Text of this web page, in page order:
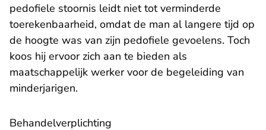
pedofiele stoornis leidt niet tot verminderde
toerekenbaarheid, omdat de man al langere tijd op
de hoogte was van zijn pedofiele gevoelens. Toch
koos hij ervoor zich aan te bieden als
maatschappelijk werker voor de begeleiding van
minderjarigen.
Behandelverplichting